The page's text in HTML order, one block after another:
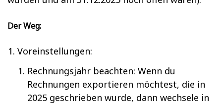
Der Weg:
Voreinstellungen:
Rechnungsjahr beachten: Wenn du
Rechnungen exportieren möchtest, die in
2025 geschrieben wurde, dann wechsele in